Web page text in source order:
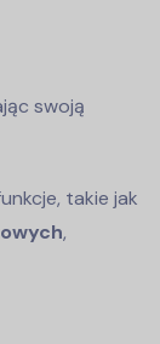
swoją
takie jak
,